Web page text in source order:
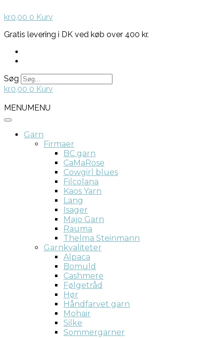
kr.0,00 0 Kurv
Gratis levering i DK ved køb over 400 kr.
Søg
kr.0,00 0 Kurv
MENUMENU
Garn
Firmaer
BC garn
CaMaRose
Cowgirl blues
Filcolana
Kaos Yarn
Lang
Isager
Majo Garn
Rauma
Thelma Steinmann
Garnkvaliteter
Alpaca
Bomuld
Cashmere
Følgetråd
Hør
Håndfarvet garn
Mohair
Silke
Sommergarner